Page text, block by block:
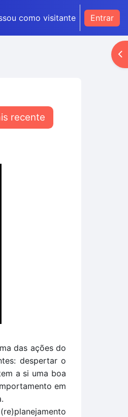
como visitante Entrar
recente
das ações do
despertar o
a si uma boa
em